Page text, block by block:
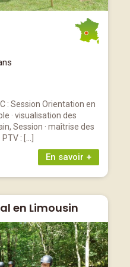
: Session Orientation en
· visualisation des
Session · maîtrise des
: […]
En savoir +
en Limousin